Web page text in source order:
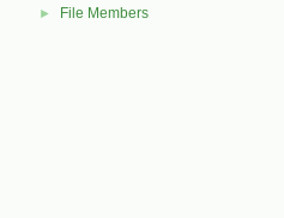
► File Members